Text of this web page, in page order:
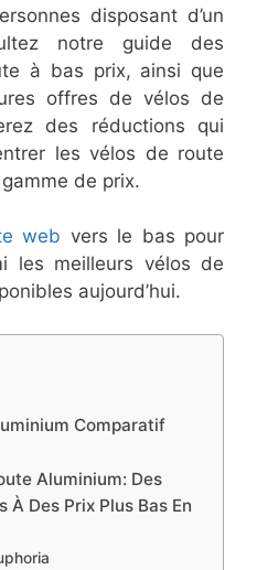
disposant d’un
notre guide des
à bas prix, ainsi que
offres de vélos de
des réductions qui
les vélos de route
de prix.
web vers le bas pour
les meilleurs vélos de
aujourd’hui.
Comparatif
Aluminium: Des
Des Prix Plus Bas En